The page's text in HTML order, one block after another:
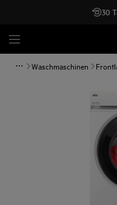
30
Waschmaschinen